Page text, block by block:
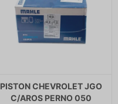
PISTON CHEVROLET JGO
C/AROS PERNO 050